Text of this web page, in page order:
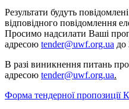
Результати будуть
відповідного повідомлення
Просимо надсилати Ваші
адресою tender@uwf.org.ua до
В разі виникнення питань
адресою tender@uwf.org.ua.
Форма тендерної пропозиції